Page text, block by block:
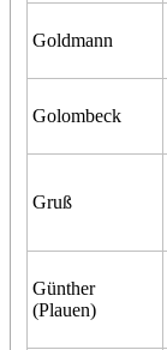
Goldmann
Golombeck
Gruß
Günther
(Plauen)